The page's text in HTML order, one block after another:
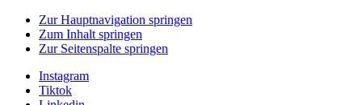
Zur Hauptnavigation springen
Zum Inhalt springen
Zur Seitenspalte springen
Instagram
Tiktok